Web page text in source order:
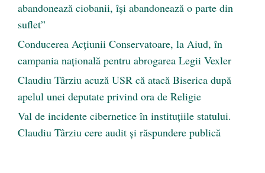
abandonează ciobanii, își abandonează o parte din
suflet”
Conducerea Acțiunii Conservatoare, la Aiud, în
campania națională pentru abrogarea Legii Vexler
Claudiu Târziu acuză USR că atacă Biserica după
apelul unei deputate privind ora de Religie
Val de incidente cibernetice în instituțiile statului.
Claudiu Târziu cere audit și răspundere publică